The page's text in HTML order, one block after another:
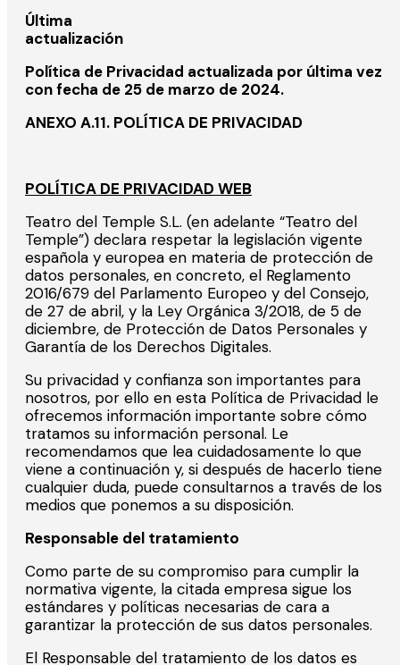
Última
Política de Privacidad actualizada por última vez
con fecha de 25 de marzo de 2024.
ANEXO A.11. POLÍTICA DE PRIVACIDAD
POLÍTICA DE PRIVACIDAD WEB
Teatro del Temple S.L. (en adelante “Teatro del
Temple”) declara respetar la legislación vigente
española y europea en materia de protección de
datos personales, en concreto, el Reglamento
2016/679 del Parlamento Europeo y del Consejo,
de 27 de abril, y la Ley Orgánica 3/2018, de 5 de
diciembre, de Protección de Datos Personales y
Garantía de los Derechos Digitales.
Su privacidad y confianza son importantes para
nosotros, por ello en esta Política de Privacidad le
ofrecemos información importante sobre cómo
tratamos su información personal. Le
recomendamos que lea cuidadosamente lo que
viene a continuación y, si después de hacerlo tiene
cualquier duda, puede consultarnos a través de los
medios que ponemos a su disposición.
Responsable del tratamiento
Como parte de su compromiso para cumplir la
normativa vigente, la citada empresa sigue los
estándares y políticas necesarias de cara a
garantizar la protección de sus datos personales.
El Responsable del tratamiento de los datos es